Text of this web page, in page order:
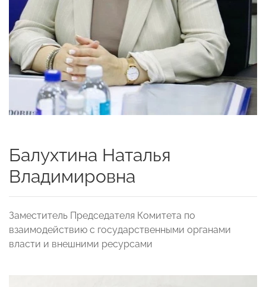
Балухтина Наталья
Владимировна
Заместитель Председателя Комитета по
взаимодействию с государственными органами
власти и внешними ресурсами